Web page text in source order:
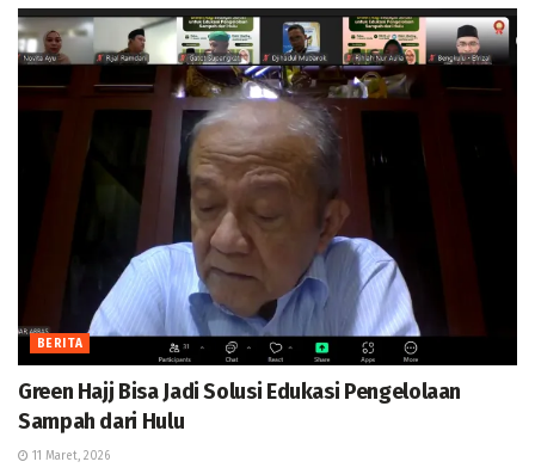
BERITA
Green Hajj Bisa Jadi Solusi Edukasi Pengelolaan
Sampah dari Hulu
11 Maret, 2026